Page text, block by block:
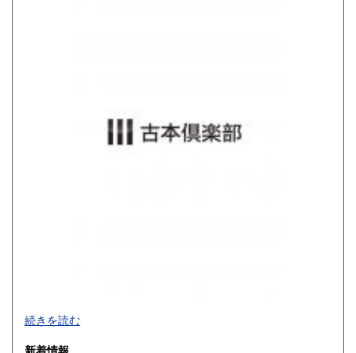
1,200円
買取品目一覧
続きを読む
新着情報